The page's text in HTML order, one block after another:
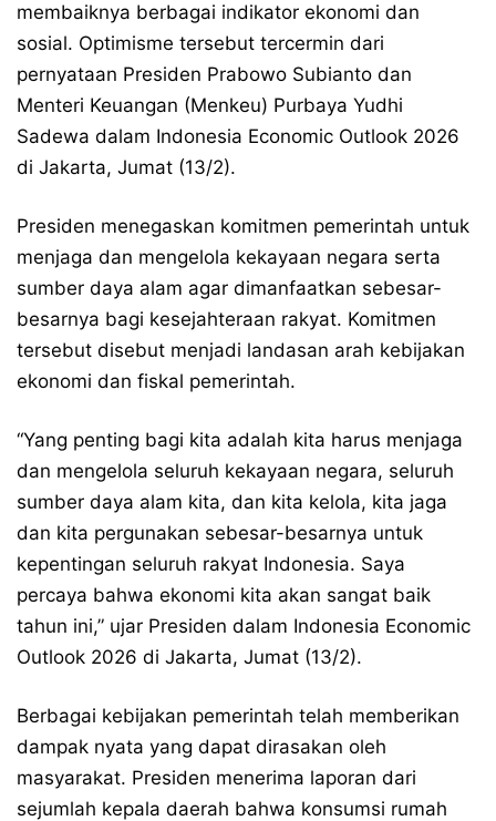
membaiknya berbagai indikator ekonomi dan
sosial. Optimisme tersebut tercermin dari
pernyataan Presiden Prabowo Subianto dan
Menteri Keuangan (Menkeu) Purbaya Yudhi
Sadewa dalam Indonesia Economic Outlook 2026
di Jakarta, Jumat (13/2).
Presiden menegaskan komitmen pemerintah untuk
menjaga dan mengelola kekayaan negara serta
sumber daya alam agar dimanfaatkan sebesar-
besarnya bagi kesejahteraan rakyat. Komitmen
tersebut disebut menjadi landasan arah kebijakan
ekonomi dan fiskal pemerintah.
“Yang penting bagi kita adalah kita harus menjaga
dan mengelola seluruh kekayaan negara, seluruh
sumber daya alam kita, dan kita kelola, kita jaga
dan kita pergunakan sebesar-besarnya untuk
kepentingan seluruh rakyat Indonesia. Saya
percaya bahwa ekonomi kita akan sangat baik
tahun ini,” ujar Presiden dalam Indonesia Economic
Outlook 2026 di Jakarta, Jumat (13/2).
Berbagai kebijakan pemerintah telah memberikan
dampak nyata yang dapat dirasakan oleh
masyarakat. Presiden menerima laporan dari
sejumlah kepala daerah bahwa konsumsi rumah